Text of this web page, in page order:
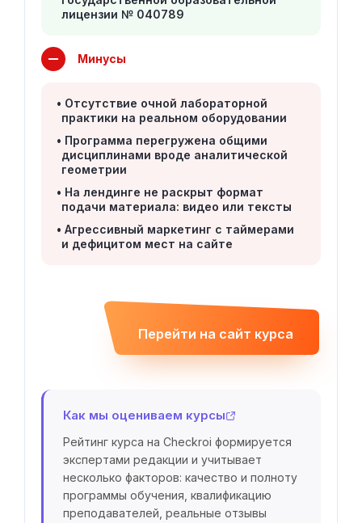
лицензии № 040789
Минусы
Отсутствие очной лабораторной
практики на реальном оборудовании
Программа перегружена общими
дисциплинами вроде аналитической
геометрии
На лендинге не раскрыт формат
подачи материала: видео или тексты
Агрессивный маркетинг с таймерами
и дефицитом мест на сайте
Перейти на сайт курса
Как мы оцениваем курсы
Рейтинг курса на Checkroi формируется
экспертами редакции и учитывает
несколько факторов: качество и полноту
программы обучения, квалификацию
преподавателей, реальные отзывы